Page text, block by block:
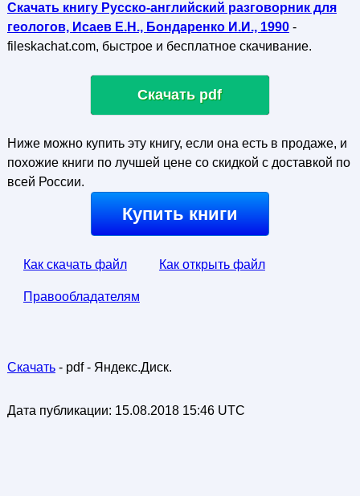
Скачать книгу Русско-английский разговорник для
геологов, Исаев Е.Н., Бондаренко И.И., 1990-
fileskachat.com, быстрое и бесплатное скачивание.
Скачать pdf
Ниже можно купить эту книгу, если она есть в продаже, и
похожие книги по лучшей цене со скидкой с доставкой по
всей России.
Купить книги
Как скачать файл Как открыть файл
Правообладателям
Скачать- pdf - Яндекс.Диск.
Дата публикации: 15.08.2018 15:46 UTC